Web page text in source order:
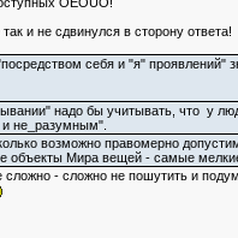
и не сдвинулся в сторону ответа!
себя и "я" проявлений"
надо бы учитывать, что у
не_разумным".
возможно правомерно
объекты Мира вещей - самые
сложно - сложно не пошутить и